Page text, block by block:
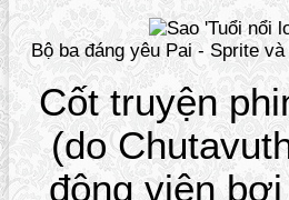
Bộ ba đáng yêu Pai - Sprite
Cốt truyện
(do
động viên